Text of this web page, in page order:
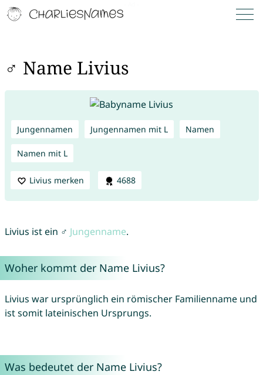
♂ Name Livius
Jungennamen Jungennamen mit L Namen
Namen mit L
Livius merken 4688
Livius ist ein ♂ Jungenname.
Woher kommt der Name Livius?
Livius war ursprünglich ein römischer Familienname und
ist somit lateinischen Ursprungs.
Was bedeutet der Name Livius?